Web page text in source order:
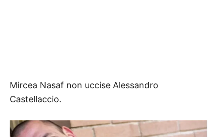
Mircea Nasaf non uccise Alessandro
Castellaccio.